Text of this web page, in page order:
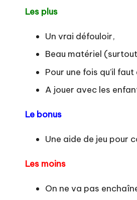
Les plus
Un vrai défouloir,
Beau matériel
Pour une fois qu’il
A jouer avec les
Le bonus
Une aide de jeu pour
Les moins
On ne va pas